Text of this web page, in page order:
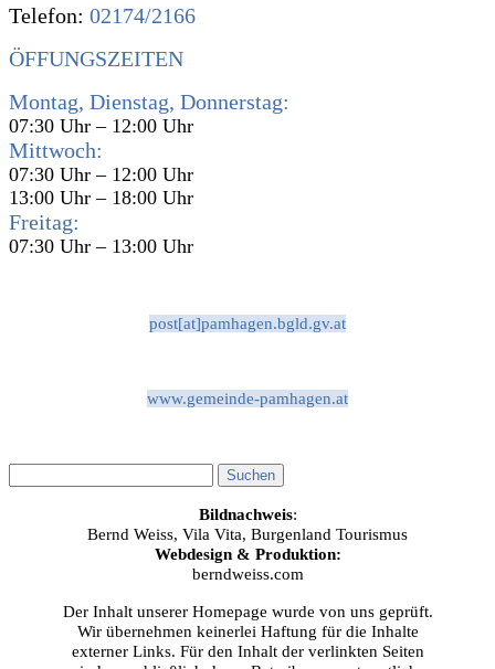
Telefon: 02174/2166
ÖFFUNGSZEITEN
Montag, Dienstag, Donnerstag:
07:30 Uhr – 12:00 Uhr
Mittwoch:
07:30 Uhr – 12:00 Uhr
13:00 Uhr – 18:00 Uhr
Freitag:
07:30 Uhr – 13:00 Uhr
post[at]pamhagen.bgld.gv.at
www.gemeinde-pamhagen.at
Bildnachweis:
Bernd Weiss, Vila Vita, Burgenland Tourismus
Webdesign & Produktion:
berndweiss.com
Der Inhalt unserer Homepage wurde von uns geprüft.
Wir übernehmen keinerlei Haftung für die Inhalte
externer Links. Für den Inhalt der verlinkten Seiten